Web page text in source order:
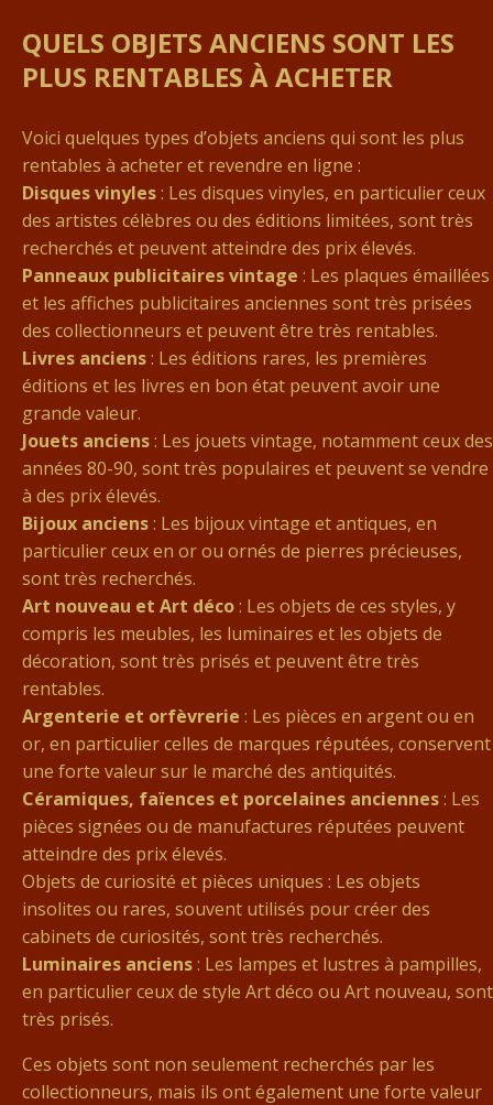
QUELS OBJETS ANCIENS SONT LES
PLUS RENTABLES À ACHETER
Voici quelques types d’objets anciens qui sont les plus
rentables à acheter et revendre en ligne :
Disques vinyles: Les disques vinyles, en particulier ceux
des artistes célèbres ou des éditions limitées, sont très
recherchés et peuvent atteindre des prix élevés.
Panneaux publicitaires vintage : Les plaques émaillées
et les affiches publicitaires anciennes sont très prisées
des collectionneurs et peuvent être très rentables.
Livres anciens: Les éditions rares, les premières
éditions et les livres en bon état peuvent avoir une
grande valeur.
Jouets anciens: Les jouets vintage, notamment ceux des
années 80-90, sont très populaires et peuvent se vendre
à des prix élevés.
Bijoux anciens: Les bijoux vintage et antiques, en
particulier ceux en or ou ornés de pierres précieuses,
sont très recherchés.
Art nouveau et Art déco: Les objets de ces styles, y
compris les meubles, les luminaires et les objets de
décoration, sont très prisés et peuvent être très
rentables.
Argenterie et orfèvrerie : Les pièces en argent ou en
or, en particulier celles de marques réputées, conservent
une forte valeur sur le marché des antiquités.
Céramiques, faïences et porcelaines anciennes: Les
pièces signées ou de manufactures réputées peuvent
atteindre des prix élevés.
Objets de curiosité et pièces uniques : Les objets
insolites ou rares, souvent utilisés pour créer des
cabinets de curiosités, sont très recherchés.
Luminaires anciens: Les lampes et lustres à pampilles,
en particulier ceux de style Art déco ou Art nouveau, sont
très prisés.
Ces objets sont non seulement recherchés par les
collectionneurs, mais ils ont également une forte valeur